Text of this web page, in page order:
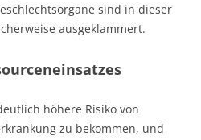
sind in dieser
ausgeklammert.
höhere Risiko von
zu bekommen, und